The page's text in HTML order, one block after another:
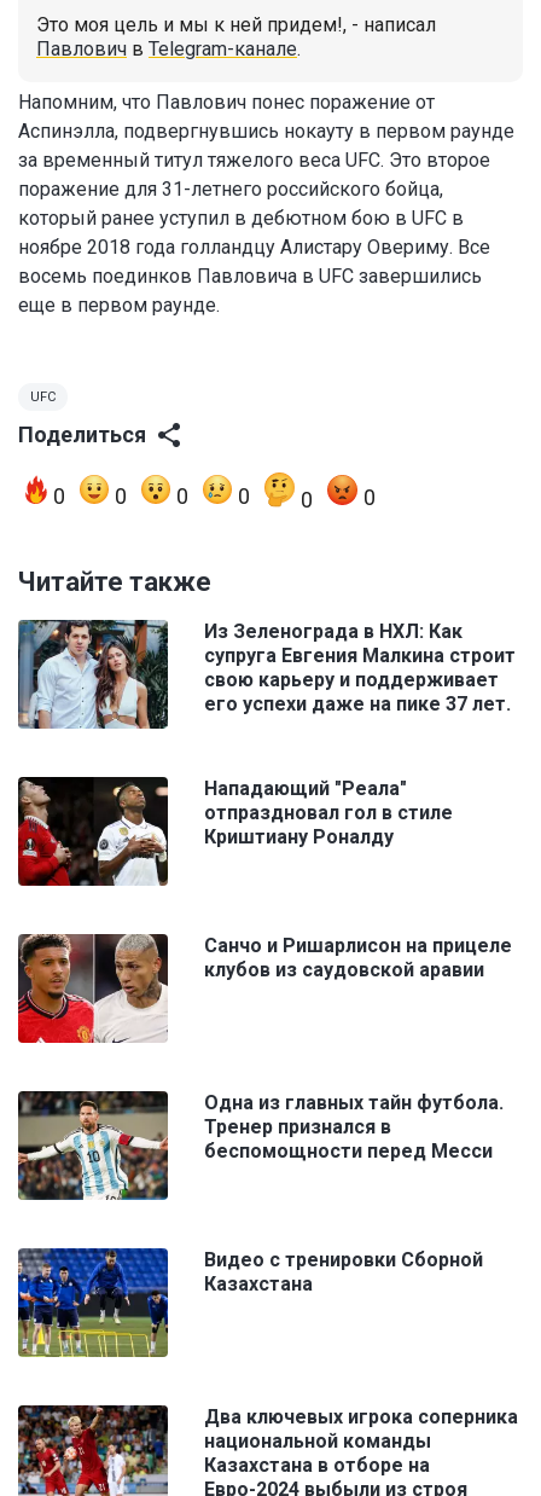
Это моя цель и мы к ней придем!, - написал
Павлович в Telegram-канале.
Напомним, что Павлович понес поражение от
Аспинэлла, подвергнувшись нокауту в первом раунде
за временный титул тяжелого веса UFC. Это второе
поражение для 31-летнего российского бойца,
который ранее уступил в дебютном бою в UFC в
ноябре 2018 года голландцу Алистару Овериму. Все
восемь поединков Павловича в UFC завершились
еще в первом раунде.
UFC
Поделиться
0 0 0 0 0 0
Читайте также
Из Зеленограда в НХЛ: Как
супруга Евгения Малкина строит
свою карьеру и поддерживает
его успехи даже на пике 37 лет.
Нападающий "Реала"
отпраздновал гол в стиле
Криштиану Роналду
Санчо и Ришарлисон на прицеле
клубов из саудовской аравии
Одна из главных тайн футбола.
Тренер признался в
беспомощности перед Месси
Видео с тренировки Сборной
Казахстана
Два ключевых игрока соперника
национальной команды
Казахстана в отборе на
Евро-2024 выбыли из строя